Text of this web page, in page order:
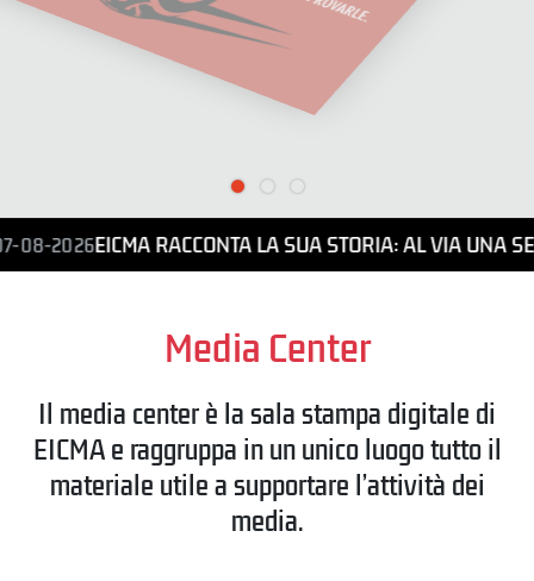
08-2026EICMA RACCONTA LA SUA STORIA: AL VIA UNA
Media Center
Il media center è la sala stampa digitale di
EICMA e raggruppa in un unico luogo tutto il
materiale utile a supportare l’attività dei
media.